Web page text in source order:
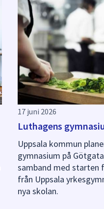
17 juni 2026
Luthagens
Uppsala kommun
gymnasium på
samband med starten
från Uppsala
nya skolan.